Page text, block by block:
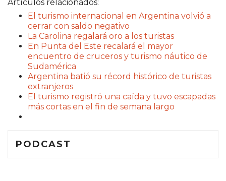
WhatsApp
Artículos relacionados:
El turismo internacional en Argentina volvió a
cerrar con saldo negativo
La Carolina regalará oro a los turistas
En Punta del Este recalará el mayor
encuentro de cruceros y turismo náutico de
Sudamérica
Argentina batió su récord histórico de turistas
extranjeros
El turismo registró una caída y tuvo escapadas
más cortas en el fin de semana largo
PODCAST